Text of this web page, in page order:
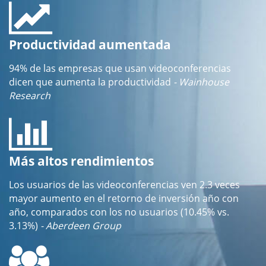
Productividad aumentada
94% de las empresas que usan videoconferencias
dicen que aumenta la productividad - Wainhouse
Research
Más altos rendimientos
Los usuarios de las videoconferencias ven 2.3 veces
mayor aumento en el retorno de inversión año con
año, comparados con los no usuarios (10.45% vs.
3.13%) - Aberdeen Group